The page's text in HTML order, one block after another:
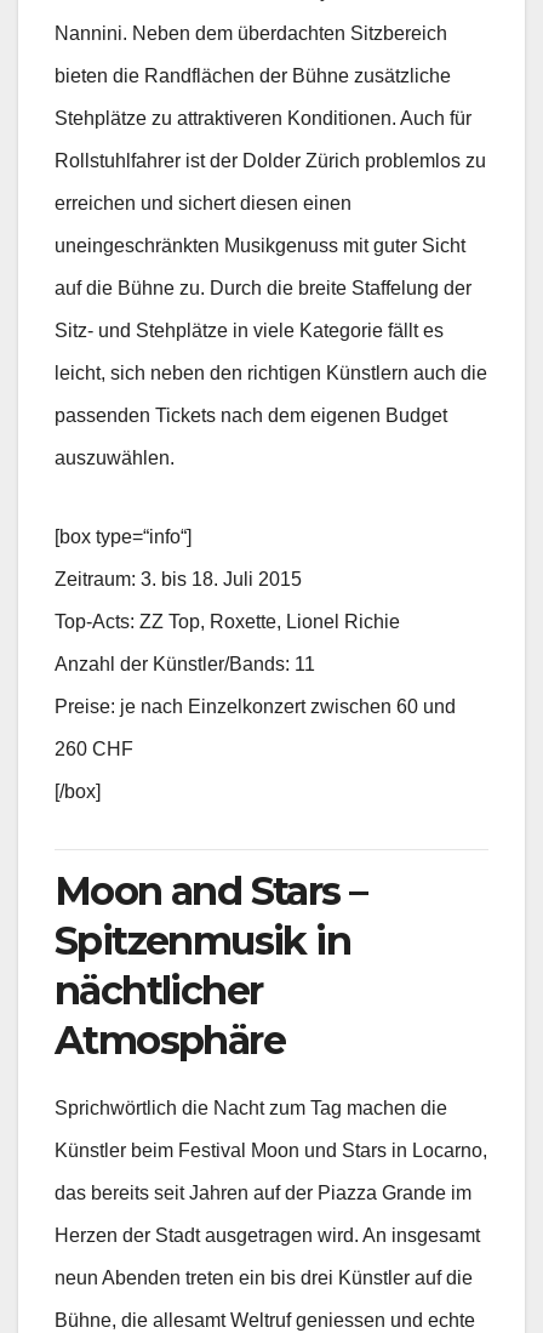
Nannini. Neben dem überdachten Sitzbereich
bieten die Randflächen der Bühne zusätzliche
Stehplätze zu attraktiveren Konditionen. Auch für
Rollstuhlfahrer ist der Dolder Zürich problemlos zu
erreichen und sichert diesen einen
uneingeschränkten Musikgenuss mit guter Sicht
auf die Bühne zu. Durch die breite Staffelung der
Sitz- und Stehplätze in viele Kategorie fällt es
leicht, sich neben den richtigen Künstlern auch die
passenden Tickets nach dem eigenen Budget
auszuwählen.
[box type=“info“]
Zeitraum: 3. bis 18. Juli 2015
Top-Acts: ZZ Top, Roxette, Lionel Richie
Anzahl der Künstler/Bands: 11
Preise: je nach Einzelkonzert zwischen 60 und
260 CHF
[/box]
Moon and Stars –
Spitzenmusik in
nächtlicher
Atmosphäre
Sprichwörtlich die Nacht zum Tag machen die
Künstler beim Festival Moon und Stars in Locarno,
das bereits seit Jahren auf der Piazza Grande im
Herzen der Stadt ausgetragen wird. An insgesamt
neun Abenden treten ein bis drei Künstler auf die
Bühne, die allesamt Weltruf geniessen und echte